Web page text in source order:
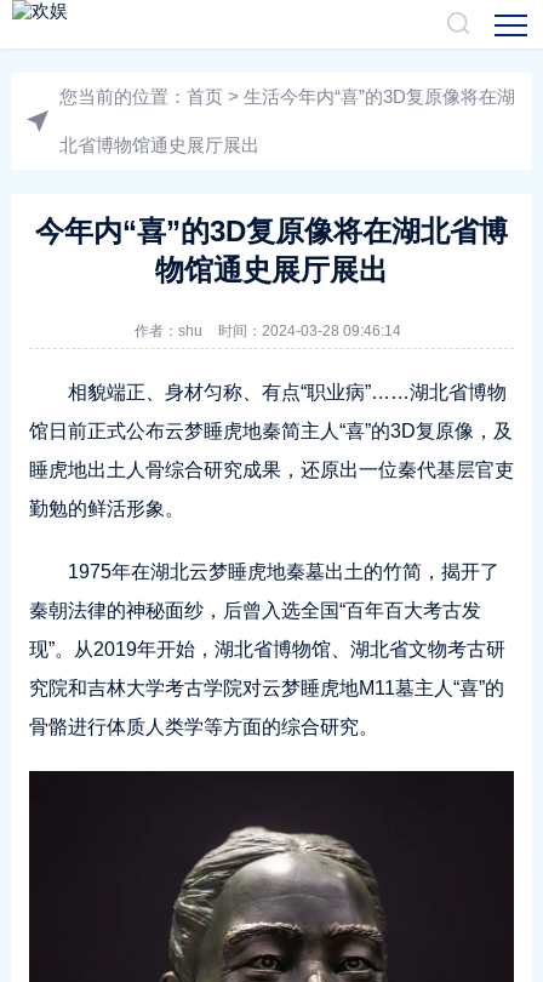
您当前的位置： 首页 > 生活今年内“喜”的3D复原像将在湖
北省博物馆通史展厅展出
今年内“喜”的3D复原像将在湖北省博
物馆通史展厅展出
作者：shu 时间：2024-03-28 09:46:14
相貌端正、身材匀称、有点“职业病”……湖北省博物
馆日前正式公布云梦睡虎地秦简主人“喜”的3D复原像，及
睡虎地出土人骨综合研究成果，还原出一位秦代基层官吏
勤勉的鲜活形象。
1975年在湖北云梦睡虎地秦墓出土的竹简，揭开了
秦朝法律的神秘面纱，后曾入选全国“百年百大考古发
现”。从2019年开始，湖北省博物馆、湖北省文物考古研
究院和吉林大学考古学院对云梦睡虎地M11墓主人“喜”的
骨骼进行体质人类学等方面的综合研究。